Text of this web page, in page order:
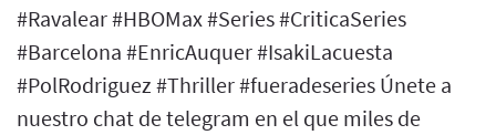
#Ravalear #HBOMax #Series #CriticaSeries
#Barcelona #EnricAuquer #IsakiLacuesta
#PolRodriguez #Thriller #fueradeseries Únete a
nuestro chat de telegram en el que miles de